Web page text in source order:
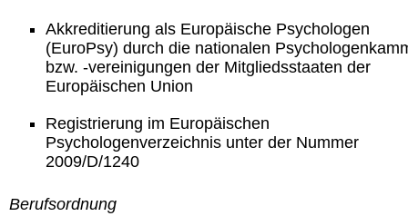
Akkreditierung als Europäische Psychologen
(EuroPsy) durch die nationalen
bzw. -vereinigungen der Mitgliedsstaaten der
Europäischen Union
Registrierung im Europäischen
Psychologenverzeichnis unter der Nummer
2009/D/1240
Berufsordnung